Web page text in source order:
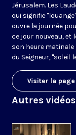
Jérusalem. Les
qui signifie
ouvre la journée
ce jour nouveau, et
son heure matinale
du Seigneur, "soleil
Visiter la
Autres